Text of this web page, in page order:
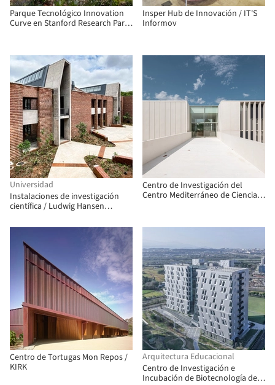
Parque Tecnológico Innovation
Curve en Stanford Research Park
Insper Hub de Innovación / IT'S
Informov
Universidad
Instalaciones de investigación
científica / Ludwig Hansen
Centro de Investigación del
Centro Mediterráneo de Ciencias
Centro de Tortugas Mon Repos /
KIRK
Arquitectura Educacional
Centro de Investigación e
Incubación de Biotecnología de